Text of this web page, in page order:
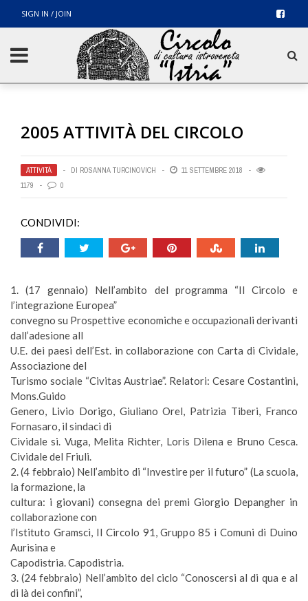
SIGN IN / JOIN
2005 ATTIVITÀ DEL CIRCOLO
ATTIVITÀ DI ROSANNA TURCINOVICH
11 SETTEMBRE 2018
1179
0
CONDIVIDI:
1. (17 gennaio) Nell’ambito del programma “Il Circolo e
l’integrazione Europea”
convegno su Prospettive economiche e occupazionali derivanti
dall’adesione all
U.E. dei paesi dell’Est. in collaborazione con Carta di Cividale,
Associazione del
Turismo sociale “Civitas Austriae”. Relatori: Cesare Costantini,
Mons.Guido
Genero, Livio Dorigo, Giuliano Orel, Patrizia Tiberi, Franco
Fornasaro, il sindaci di
Cividale si. Vuga, Melita Richter, Loris Dilena e Bruno Cesca.
Cividale del Friuli.
2. (4 febbraio) Nell’ambito di “Investire per il futuro” (La scuola,
la formazione, la
cultura: i giovani) consegna dei premi Giorgio Depangher in
collaborazione con
l’Istituto Gramsci, Il Circolo 91, Gruppo 85 i Comuni di Duino
Aurisina e
Capodistria. Capodistria.
3. (24 febbraio) Nell’ambito del ciclo “Conoscersi al di qua e al
di là dei confini”,